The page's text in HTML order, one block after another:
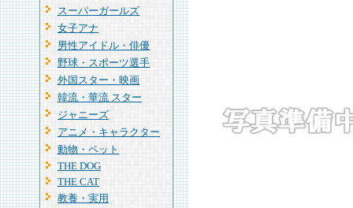
スーパーガールズ
女子アナ
男性アイドル・俳優
野球・スポーツ選手
外国スター・映画
韓流・華流 スター
ジャニーズ
アニメ・キャラクター
動物・ペット
THE DOG
THE CAT
教養・実用